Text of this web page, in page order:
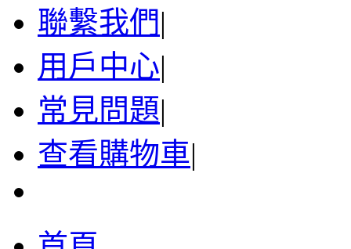
聯繫我們|
用戶中心|
常見問題|
查看購物車|